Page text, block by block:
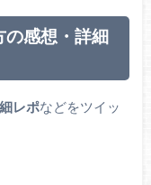
の感想・詳細
レポなどをツイッ